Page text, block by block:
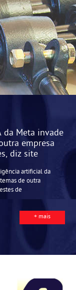
da Meta invade
empresa
diz site
artificial da
de outra
de
+ mais